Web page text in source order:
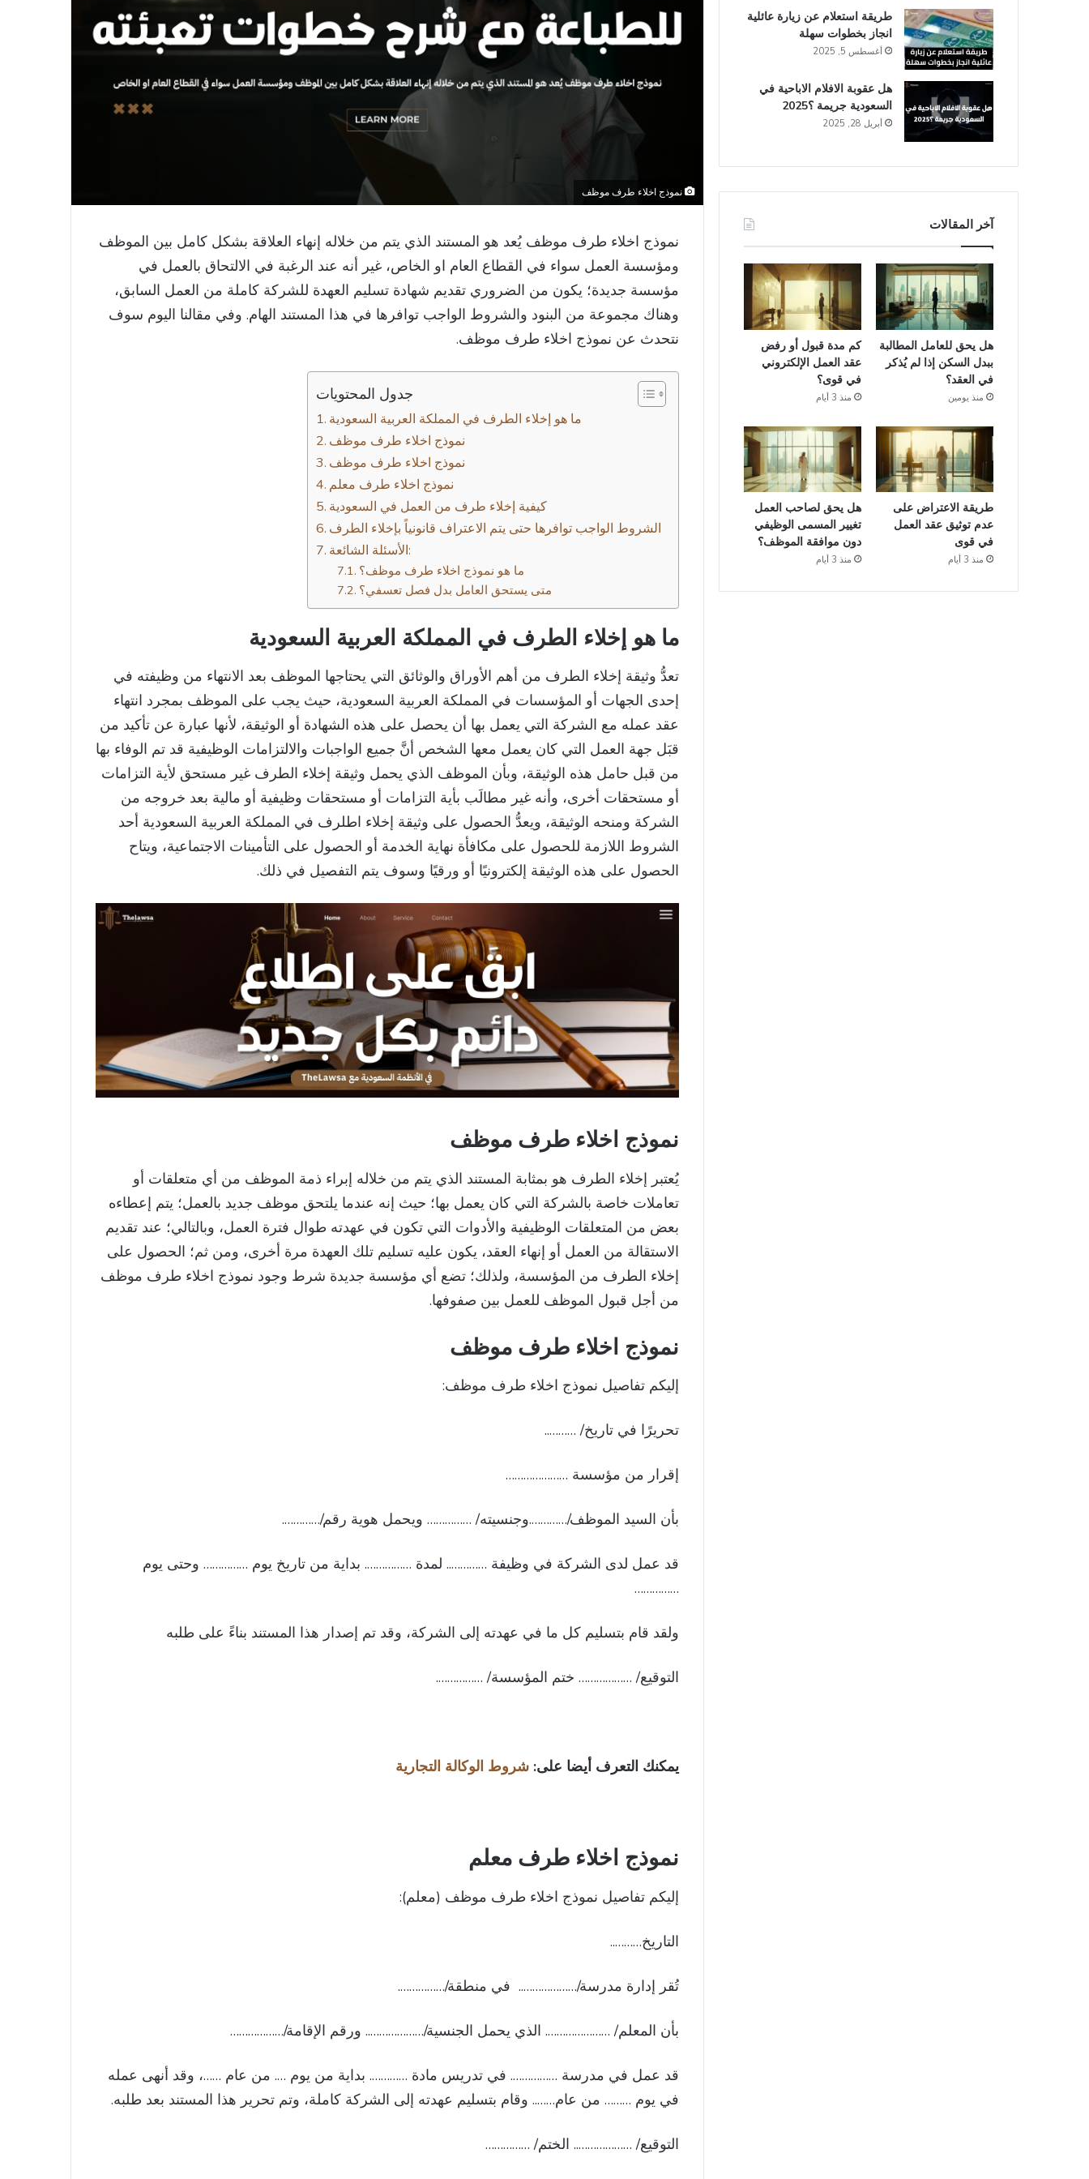
نموذج اخلاء طرف موظف
نموذج اخلاء طرف موظف يُعد هو المستند الذي يتم من خلاله إنهاء العلاقة بشكل كامل بين الموظف
ومؤسسة العمل سواء في القطاع العام او الخاص، غير أنه عند الرغبة في الالتحاق بالعمل في
مؤسسة جديدة؛ يكون من الضروري تقديم شهادة تسليم العهدة للشركة كاملة من العمل السابق،
وهناك مجموعة من البنود والشروط الواجب توافرها في هذا المستند الهام. وفي مقالنا اليوم سوف
نتحدث عن نموذج اخلاء طرف موظف.
جدول المحتويات
ما هو إخلاء الطرف في المملكة العربية السعودية
نموذج اخلاء طرف موظف
نموذج اخلاء طرف معلم
كيفية إخلاء طرف من العمل في السعودية
الشروط الواجب توافرها حتى يتم الاعتراف قانونياً بإخلاء الطرف
الأسئلة الشائعة:
ما هو نموذج اخلاء طرف موظف؟
متى يستحق العامل بدل فصل تعسفي؟
ما هو إخلاء الطرف في المملكة العربية السعودية
تعدُّ وثيقة إخلاء الطرف من أهم الأوراق والوثائق التي يحتاجها الموظف بعد الانتهاء من وظيفته في
إحدى الجهات أو المؤسسات في المملكة العربية السعودية، حيث يجب على الموظف بمجرد انتهاء
عقد عمله مع الشركة التي يعمل بها أن يحصل على هذه الشهادة أو الوثيقة، لأنها عبارة عن تأكيد من
قبَل جهة العمل التي كان يعمل معها الشخص أنَّ جميع الواجبات والالتزامات الوظيفية قد تم الوفاء بها
من قبل حامل هذه الوثيقة، وبأن الموظف الذي يحمل وثيقة إخلاء الطرف غير مستحق لأية التزامات
أو مستحقات أخرى، وأنه غير مطالَب بأية التزامات أو مستحقات وظيفية أو مالية بعد خروجه من
الشركة ومنحه الوثيقة، ويعدُّ الحصول على وثيقة إخلاء اطلرف في المملكة العربية السعودية أحد
الشروط اللازمة للحصول على مكافأة نهاية الخدمة أو الحصول على التأمينات الاجتماعية، ويتاح
الحصول على هذه الوثيقة إلكترونيًا أو ورقيًا وسوف يتم التفصيل في ذلك.
نموذج اخلاء طرف موظف​
يُعتبر إخلاء الطرف هو بمثابة المستند الذي يتم من خلاله إبراء ذمة الموظف من أي متعلقات أو
تعاملات خاصة بالشركة التي كان يعمل بها؛ حيث إنه عندما يلتحق موظف جديد بالعمل؛ يتم إعطاءه
بعض من المتعلقات الوظيفية والأدوات التي تكون في عهدته طوال فترة العمل، وبالتالي؛ عند تقديم
الاستقالة من العمل أو إنهاء العقد، يكون عليه تسليم تلك العهدة مرة أخرى، ومن ثم؛ الحصول على
إخلاء الطرف من المؤسسة، ولذلك؛ تضع أي مؤسسة جديدة شرط وجود نموذج اخلاء طرف موظف
من أجل قبول الموظف للعمل بين صفوفها.
نموذج اخلاء طرف موظف
إليكم تفاصيل نموذج اخلاء طرف موظف:
تحريرًا في تاريخ/ ………..
إقرار من مؤسسة …………………
بأن السيد الموظف/………….وجنسيته/ …………… ويحمل هوية رقم/………….
قد عمل لدى الشركة في وظيفة ………….. لمدة ……………. بداية من تاريخ يوم …………… وحتى يوم
……………
ولقد قام بتسليم كل ما في عهدته إلى الشركة، وقد تم إصدار هذا المستند بناءً على طلبه
التوقيع/ ……………… ختم المؤسسة/ …………….
يمكنك التعرف أيضا على: شروط الوكالة التجارية
نموذج اخلاء طرف معلم
إليكم تفاصيل نموذج اخلاء طرف موظف (معلم):
التاريخ………..
تُقر إدارة مدرسة/……………….. في منطقة/…………….
بأن المعلم/ …………………. الذي يحمل الجنسية/……………….. ورقم الإقامة/………………
قد عمل في مدرسة ……………. في تدريس مادة …………. بداية من يوم …. من عام ……، وقد أنهى عمله
في يوم ……… من عام…….. وقام بتسليم عهدته إلى الشركة كاملة، وتم تحرير هذا المستند بعد طلبه.
التوقيع/ ……………….. الختم/ ……………
طريقة استعلام عن زيارة عائلية
انجاز​ بخطوات سهلة
أغسطس 5, 2025
هل عقوبة الافلام الاباحية في
السعودية​ جريمة ؟2025
أبريل 28, 2025
آخر المقالات
هل يحق للعامل المطالبة
ببدل السكن إذا لم يُذكر
في العقد؟
منذ يومين
كم مدة قبول أو رفض
عقد العمل الإلكتروني
في قوى؟
منذ 3 أيام
طريقة الاعتراض على
عدم توثيق عقد العمل
في قوى
منذ 3 أيام
هل يحق لصاحب العمل
تغيير المسمى الوظيفي
دون موافقة الموظف؟
منذ 3 أيام